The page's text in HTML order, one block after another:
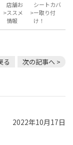
店舗お
ススメ
情報
シートカバ
ー取り付
け！
る 次の記事へ >
2022年10月17日